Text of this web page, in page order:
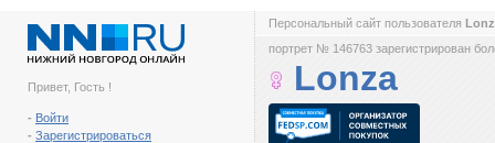
Привет, Гость !
- Войти
- Зарегистрироваться
Персональный сайт пользователя
портрет № 146763 зарегистрирован
Lonza